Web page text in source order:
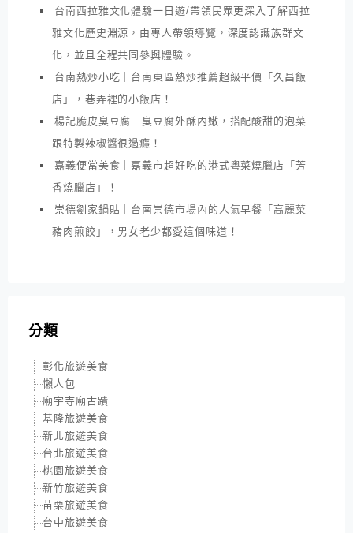
台南西拉雅文化體驗一日遊/帶領民眾更深入了解西拉
雅文化歷史淵源，由專人帶領導覽，深度認識族群文
化，並且全程共同參與體驗。
台南熱炒小吃｜台南東區熱炒推薦超級平價「久昌飯
店」，巷弄裡的小飯店！
楊記脆皮臭豆腐｜臭豆腐外酥內嫩，搭配酸甜的泡菜
跟特製辣椒醬很過癮！
嘉義便當美食｜嘉義市超好吃的港式粵菜燒臘店「芳
香燒臘店」！
崇德劉家鍋貼｜台南崇德市場內的人氣早餐「高麗菜
豬肉煎餃」，男女老少都愛這個味道！
分類
彰化旅遊美食
懶人包
廟宇寺廟古蹟
基隆旅遊美食
新北旅遊美食
台北旅遊美食
桃園旅遊美食
新竹旅遊美食
苗栗旅遊美食
台中旅遊美食